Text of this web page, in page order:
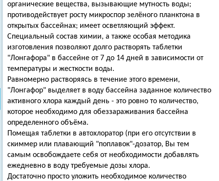
органические вещества, вызывающие мутность воды;
противодействует росту микроспор зелёного планктона в
открытых бассейнах; имеет осветляющий эффект.
Специальный состав химии, а также особая методика
изготовления позволяют долго растворять таблетки
"Лонгафора" в бассейне от 7 до 14 дней в зависимости от
температуры и жесткости воды.
Равномерно растворяясь в течение этого времени,
"Лонгафор" выделяет в воду бассейна заданное количество
активного хлора каждый день - это ровно то количество,
которое необходимо для обеззараживания бассейна
определенного объёма.
Помещая таблетки в автохлоратор (при его отсутствии в
скиммер или плавающий "поплавок"-дозатор, Вы тем
самым освобождаете себя от необходимости добавлять
ежедневно в воду требуемые дозы хлора.
Достаточно просто уложить необходимое количество